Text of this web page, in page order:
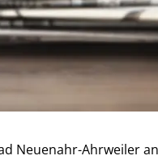
Neuenahr-Ahrweiler